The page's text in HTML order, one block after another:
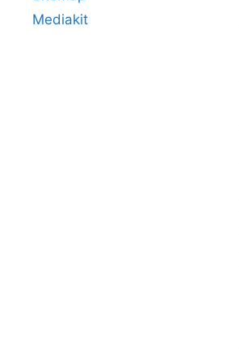
Mediakit